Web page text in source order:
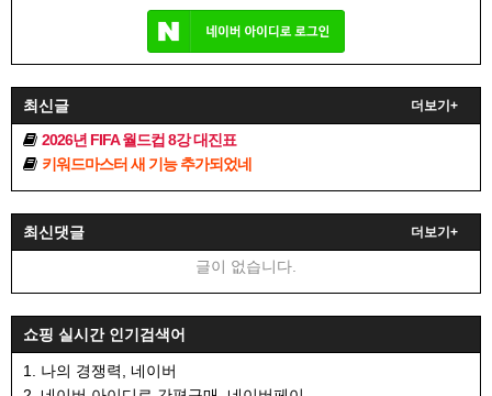
최신글 더보기+
2026년 FIFA 월드컵 8강 대진표
키워드마스터 새 기능 추가되었네
최신댓글 더보기+
글이 없습니다.
쇼핑 실시간 인기검색어
1. 나의 경쟁력, 네이버